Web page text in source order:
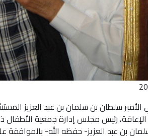
سلطان بن سلمان بن عبد العزيز
رئيس مجلس إدارة جمعية الأطفال
بن عبد العزيز- حفظه الله-